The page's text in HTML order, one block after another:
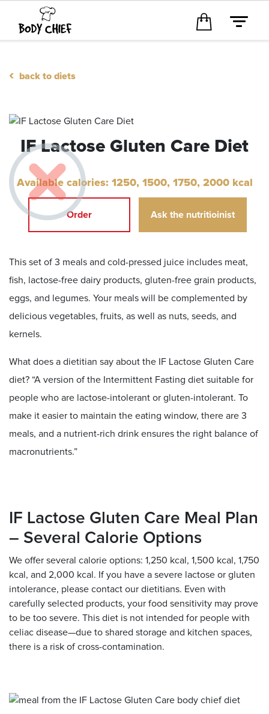
‹ back to diets
IF Lactose Gluten Care Diet
Available calories: 1250, 1500, 1750, 2000 kcal
Order Ask the nutritioinist
This set of 3 meals and cold-pressed juice includes meat,
fish, lactose-free dairy products, gluten-free grain products,
eggs, and legumes. Your meals will be complemented by
delicious vegetables, fruits, as well as nuts, seeds, and
kernels.
What does a dietitian say about the IF Lactose Gluten Care
diet? “A version of the Intermittent Fasting diet suitable for
people who are lactose-intolerant or gluten-intolerant. To
make it easier to maintain the eating window, there are 3
meals, and a nutrient-rich drink ensures the right balance of
macronutrients.”
IF Lactose Gluten Care Meal Plan
– Several Calorie Options
We offer several calorie options: 1,250 kcal, 1,500 kcal, 1,750
kcal, and 2,000 kcal. If you have a severe lactose or gluten
intolerance, please contact our dietitians. Even with
carefully selected products, your food sensitivity may prove
to be too severe. This diet is not intended for people with
celiac disease—due to shared storage and kitchen spaces,
there is a risk of cross-contamination.